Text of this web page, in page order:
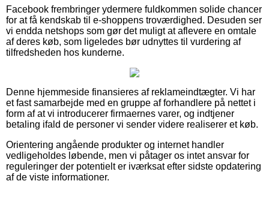
Facebook frembringer ydermere fuldkommen solide chancer
for at få kendskab til e-shoppens troværdighed. Desuden ser
vi endda netshops som gør det muligt at aflevere en omtale
af deres køb, som ligeledes bør udnyttes til vurdering af
tilfredsheden hos kunderne.
Denne hjemmeside finansieres af reklameindtægter. Vi har
et fast samarbejde med en gruppe af forhandlere på nettet i
form af at vi introducerer firmaernes varer, og indtjener
betaling ifald de personer vi sender videre realiserer et køb.
Orientering angående produkter og internet handler
vedligeholdes løbende, men vi påtager os intet ansvar for
reguleringer der potentielt er iværksat efter sidste opdatering
af de viste informationer.